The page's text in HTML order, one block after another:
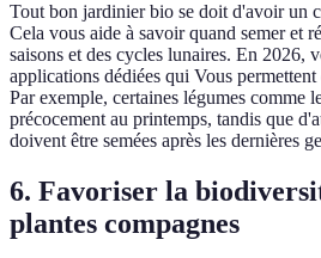
Tout bon jardinier bio se doit d'avoir un
Cela vous aide à savoir quand semer et
saisons et des cycles lunaires. En 2026,
applications dédiées qui Vous
Par exemple, certaines légumes comme
précocement au printemps, tandis que
doivent être semées après les dernières
6. Favoriser la
plantes compagnes